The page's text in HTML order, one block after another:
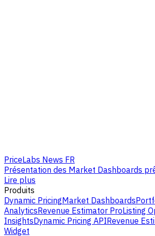
PriceLabs News FR
Présentation des Market Dashboards
Lire plus
Produits
Dynamic PricingMarket Dashboards
AnalyticsRevenue Estimator ProListing
InsightsDynamic Pricing APIRevenue
Widget